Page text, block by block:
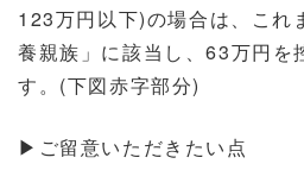
123万円以下)の場合は、これ
養親族」に該当し、63万円を
す。(下図赤字部分)
▶ご留意いただきたい点